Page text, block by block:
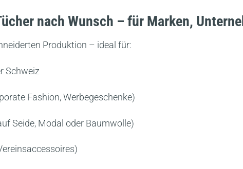
nach Wunsch – für Marken,
Produktion – ideal für:
Schweiz
Fashion, Werbegeschenke)
Seide, Modal oder Baumwolle)